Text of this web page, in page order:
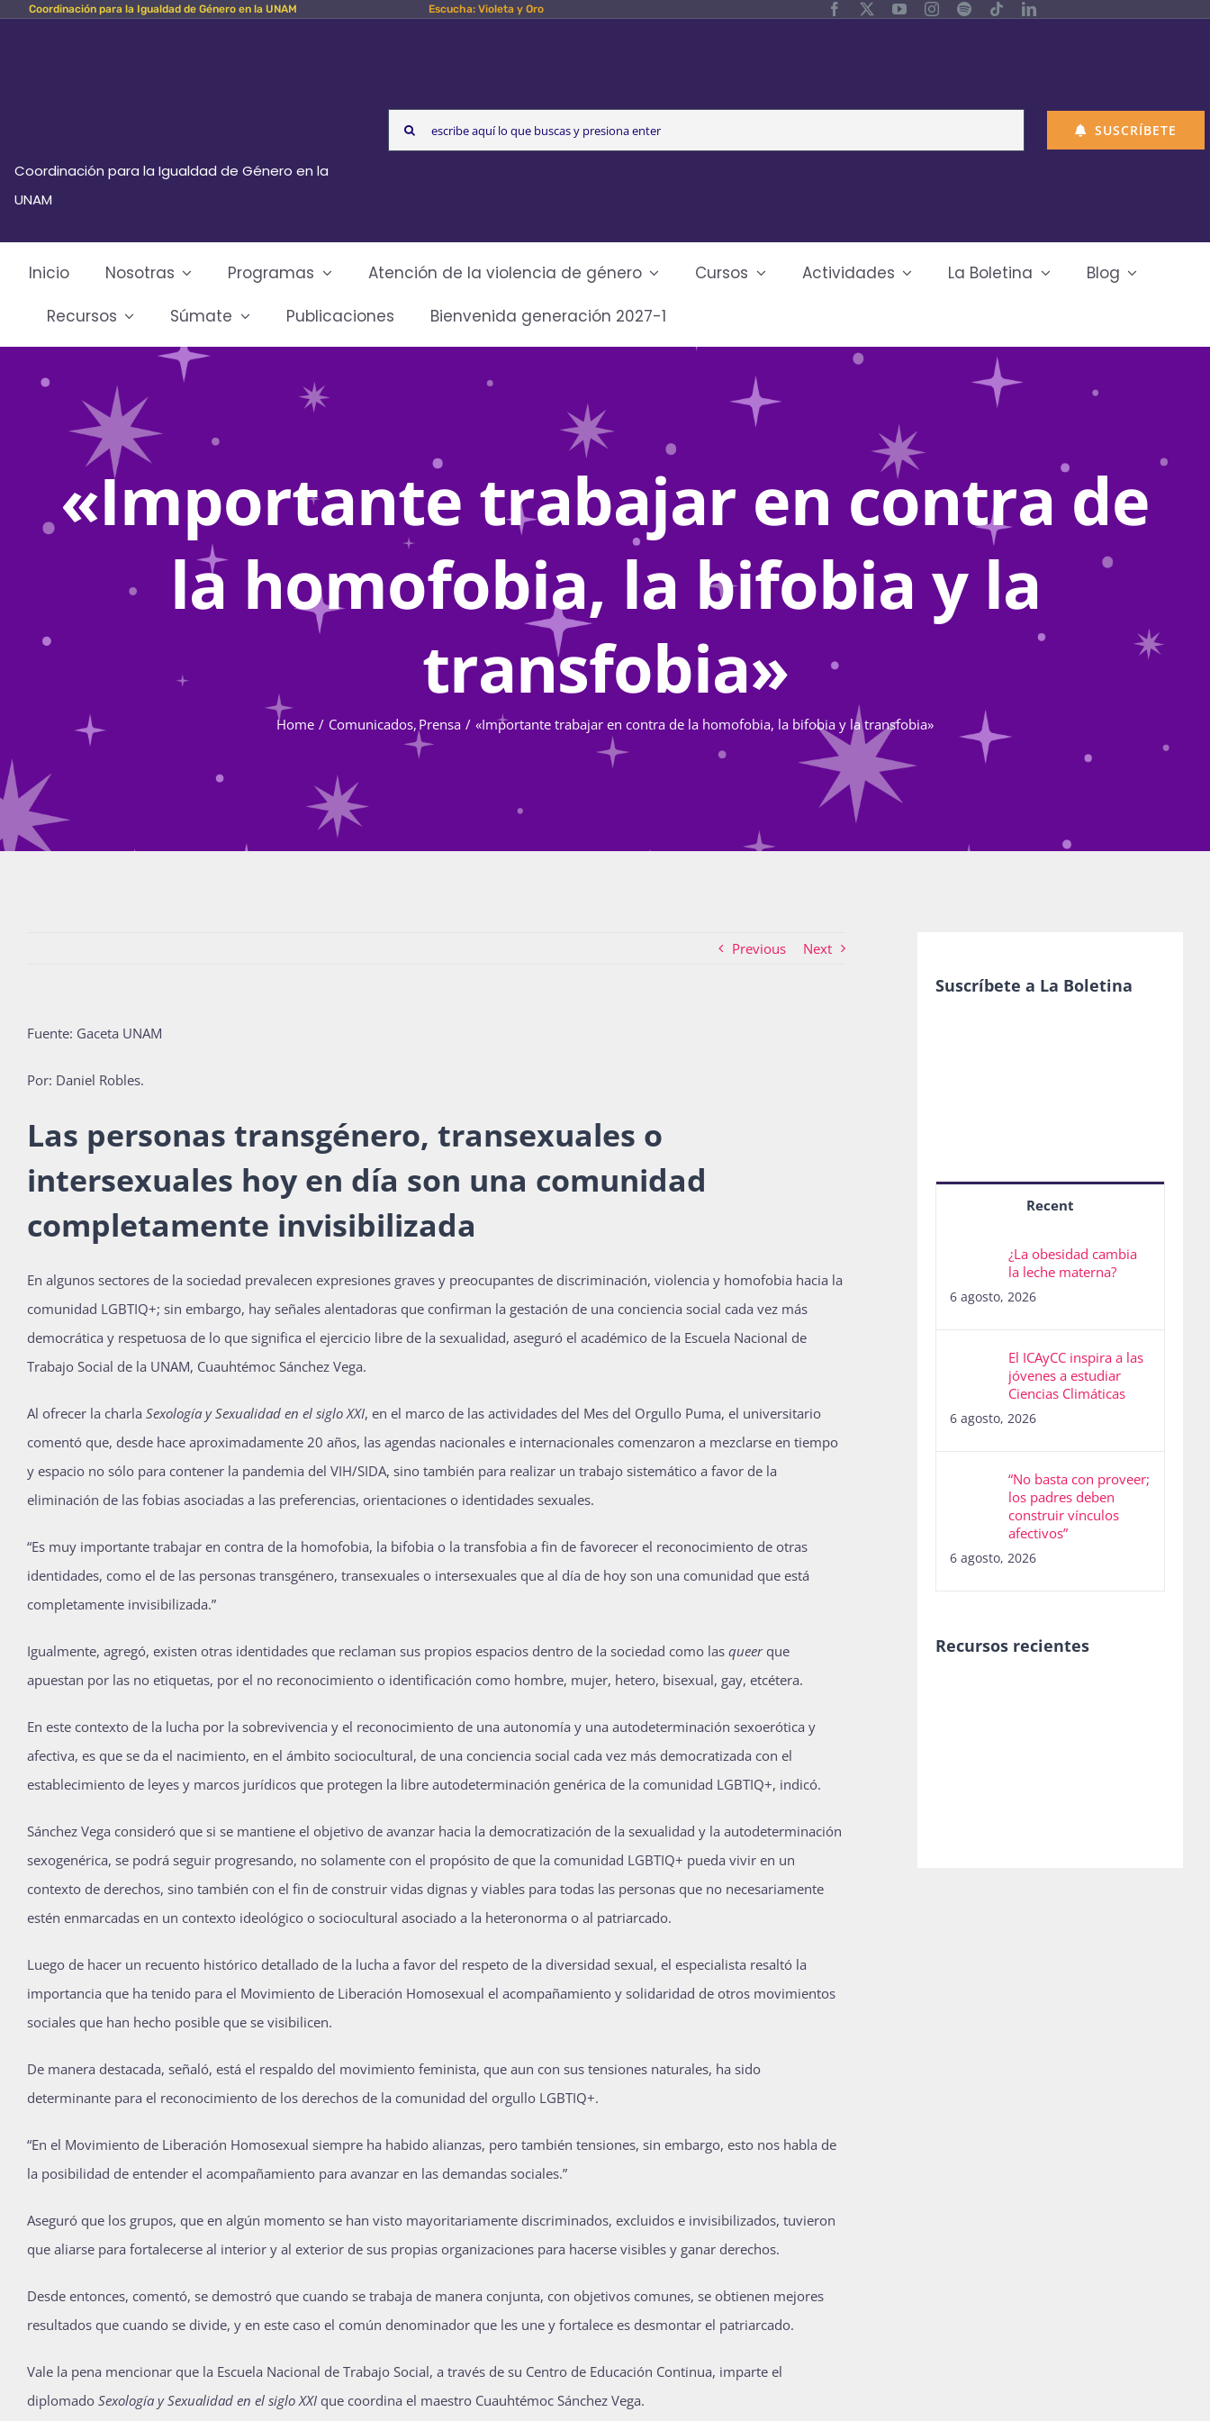
Skip Coordinación para la Igualdad de Género en la UNAM Escucha: Violeta y Oro
Coordinación para la Igualdad de Género en la
UNAM
Search
for:
SUSCRÍBETE
Inicio Nosotras Programas Atención de la violencia de género Cursos Actividades La Boletina
Blog
Recursos
Súmate Publicaciones Bienvenida generación 2027-1
«Importante trabajar en contra de
la homofobia, la bifobia y la
transfobia»
Home Comunicados Prensa «Importante trabajar en contra de la homofobia, la bifobia y la transfobia»
Previous Next
Fuente: Gaceta UNAM
Por: Daniel Robles.
Las personas transgénero, transexuales o
intersexuales hoy en día son una comunidad
completamente invisibilizada
En algunos sectores de la sociedad prevalecen expresiones graves y preocupantes de discriminación, violencia y homofobia hacia la
comunidad LGBTIQ+; sin embargo, hay señales alentadoras que confirman la gestación de una conciencia social cada vez más
democrática y respetuosa de lo que significa el ejercicio libre de la sexualidad, aseguró el académico de la Escuela Nacional de
Trabajo Social de la UNAM, Cuauhtémoc Sánchez Vega.
Al ofrecer la charla Sexología y Sexualidad en el siglo XXI, en el marco de las actividades del Mes del Orgullo Puma, el universitario
comentó que, desde hace aproximadamente 20 años, las agendas nacionales e internacionales comenzaron a mezclarse en tiempo
y espacio no sólo para contener la pandemia del VIH/SIDA, sino también para realizar un trabajo sistemático a favor de la
eliminación de las fobias asociadas a las preferencias, orientaciones o identidades sexuales.
“Es muy importante trabajar en contra de la homofobia, la bifobia o la transfobia a fin de favorecer el reconocimiento de otras
identidades, como el de las personas transgénero, transexuales o intersexuales que al día de hoy son una comunidad que está
completamente invisibilizada.”
Igualmente, agregó, existen otras identidades que reclaman sus propios espacios dentro de la sociedad como las queerque
apuestan por las no etiquetas, por el no reconocimiento o identificación como hombre, mujer, hetero, bisexual, gay, etcétera.
En este contexto de la lucha por la sobrevivencia y el reconocimiento de una autonomía y una autodeterminación sexoerótica y
afectiva, es que se da el nacimiento, en el ámbito sociocultural, de una conciencia social cada vez más democratizada con el
establecimiento de leyes y marcos jurídicos que protegen la libre autodeterminación genérica de la comunidad LGBTIQ+, indicó.
Sánchez Vega consideró que si se mantiene el objetivo de avanzar hacia la democratización de la sexualidad y la autodeterminación
sexogenérica, se podrá seguir progresando, no solamente con el propósito de que la comunidad LGBTIQ+ pueda vivir en un
contexto de derechos, sino también con el fin de construir vidas dignas y viables para todas las personas que no necesariamente
estén enmarcadas en un contexto ideológico o sociocultural asociado a la heteronorma o al patriarcado.
Luego de hacer un recuento histórico detallado de la lucha a favor del respeto de la diversidad sexual, el especialista resaltó la
importancia que ha tenido para el Movimiento de Liberación Homosexual el acompañamiento y solidaridad de otros movimientos
sociales que han hecho posible que se visibilicen.
De manera destacada, señaló, está el respaldo del movimiento feminista, que aun con sus tensiones naturales, ha sido
determinante para el reconocimiento de los derechos de la comunidad del orgullo LGBTIQ+.
“En el Movimiento de Liberación Homosexual siempre ha habido alianzas, pero también tensiones, sin embargo, esto nos habla de
la posibilidad de entender el acompañamiento para avanzar en las demandas sociales.”
Aseguró que los grupos, que en algún momento se han visto mayoritariamente discriminados, excluidos e invisibilizados, tuvieron
que aliarse para fortalecerse al interior y al exterior de sus propias organizaciones para hacerse visibles y ganar derechos.
Desde entonces, comentó, se demostró que cuando se trabaja de manera conjunta, con objetivos comunes, se obtienen mejores
resultados que cuando se divide, y en este caso el común denominador que les une y fortalece es desmontar el patriarcado.
Vale la pena mencionar que la Escuela Nacional de Trabajo Social, a través de su Centro de Educación Continua, imparte el
diplomado Sexología y Sexualidad en el siglo XXI que coordina el maestro Cuauhtémoc Sánchez Vega.
Suscríbete a La Boletina
Recent
¿La obesidad cambia
la leche materna?
6 agosto, 2026
El ICAyCC inspira a las
jóvenes a estudiar
Ciencias Climáticas
6 agosto, 2026
“No basta con proveer;
los padres deben
construir vínculos
afectivos”
6 agosto, 2026
Recursos recientes